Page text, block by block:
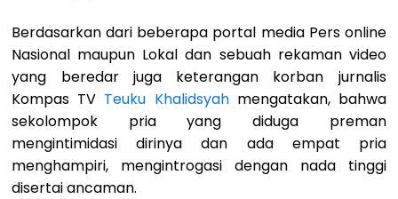
Berdasarkan dari beberapa portal media Pers online
Nasional maupun Lokal dan sebuah rekaman video
yang beredar juga keterangan korban jurnalis
Kompas TV Teuku Khalidsyahmengatakan, bahwa
sekolompok pria yang diduga preman
mengintimidasi dirinya dan ada empat pria
menghampiri, mengintrogasi dengan nada tinggi
disertai ancaman.